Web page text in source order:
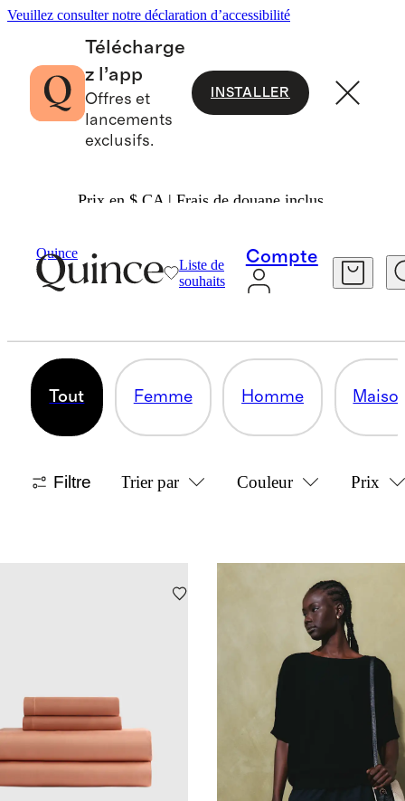
Veuillez consulter notre déclaration d’accessibilité
Télécharge
z l’app
Offres et
lancements
exclusifs.
INSTALLER
Prix en $ CA | Frais de douane inclus.
Quince
Liste de
souhaits
Compte
Meilleures Ventes
TOUT
Tout Femme Homme
Filtre Trier par Couleur Prix